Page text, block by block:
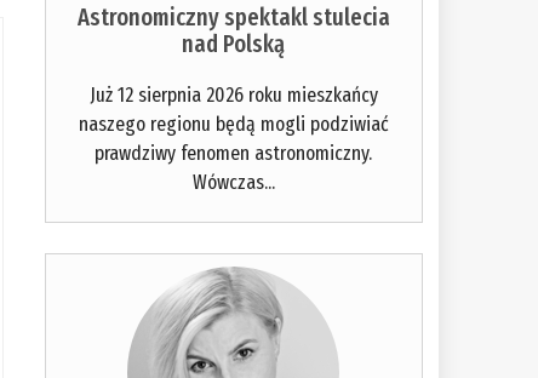
Astronomiczny spektakl stulecia
nad Polską
Już 12 sierpnia 2026 roku mieszkańcy
naszego regionu będą mogli podziwiać
prawdziwy fenomen astronomiczny.
Wówczas...